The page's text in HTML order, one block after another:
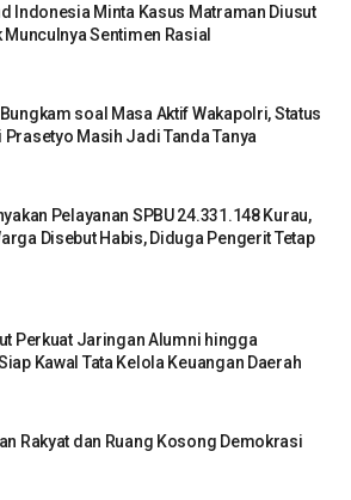
Indonesia Minta Kasus Matraman Diusut
Munculnya Sentimen Rasial
soal Masa Aktif Wakapolri, Status
Prasetyo Masih Jadi Tanda Tanya
Pelayanan SPBU 24.331.148 Kurau,
Disebut Habis, Diduga Pengerit Tetap
Perkuat Jaringan Alumni hingga
Kawal Tata Kelola Keuangan Daerah
Rakyat dan Ruang Kosong Demokrasi